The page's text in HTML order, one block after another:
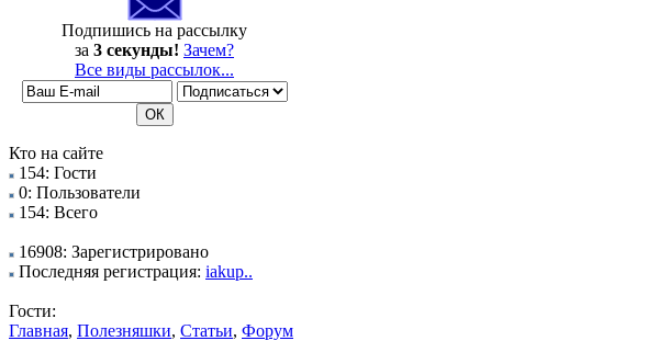
Подпишись на рассылку
за 3 секунды! Зачем?
Все виды рассылок...
Кто на сайте
154: Гости
0: Пользователи
154: Всего
16908: Зарегистрировано
Последняя регистрация: iakup..
Гости:
Главная, Полезняшки, Статьи, Форум